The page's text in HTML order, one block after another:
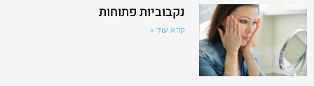
נקבוביות פתוחות
קרא עוד »